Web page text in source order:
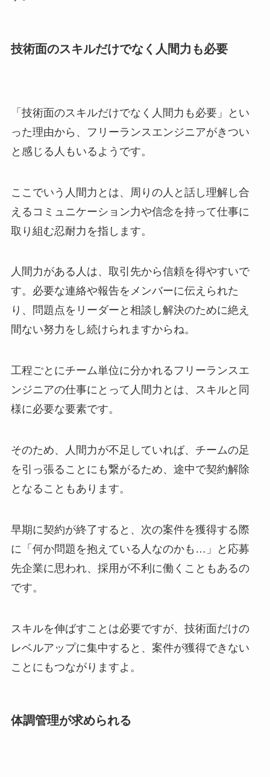
技術面のスキルだけでなく人間力も必要
「技術面のスキルだけでなく人間力も必要」とい
った理由から、フリーランスエンジニアがきつい
と感じる人もいるようです。
ここでいう人間力とは、周りの人と話し理解し合
えるコミュニケーション力や信念を持って仕事に
取り組む忍耐力を指します。
人間力がある人は、取引先から信頼を得やすいで
す。必要な連絡や報告をメンバーに伝えられた
り、問題点をリーダーと相談し解決のために絶え
間ない努力をし続けられますからね。
工程ごとにチーム単位に分かれるフリーランスエ
ンジニアの仕事にとって人間力とは、スキルと同
様に必要な要素です。
そのため、人間力が不足していれば、チームの足
を引っ張ることにも繋がるため、途中で契約解除
となることもあります。
早期に契約が終了すると、次の案件を獲得する際
に「何か問題を抱えている人なのかも…」と応募
先企業に思われ、採用が不利に働くこともあるの
です。
スキルを伸ばすことは必要ですが、技術面だけの
レベルアップに集中すると、案件が獲得できない
ことにもつながりますよ。
体調管理が求められる